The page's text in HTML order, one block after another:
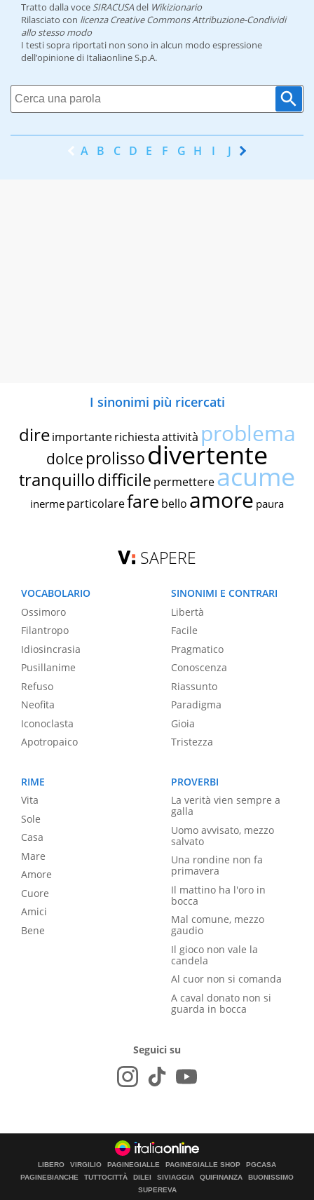
Tratto dalla voce SIRACUSAdel Wikizionario
Rilasciato con licenza Creative Commons Attribuzione-Condividi
allo stesso modo
I testi sopra riportati non sono in alcun modo espressione
dell’opinione di Italiaonline S.p.A.
A B C D E F G H I J K
I sinonimi più ricercati
dire importante richiestaattività problema
dolce prolissodivertente
tranquillodifficile permettereacume
inerme particolarefare bello amore paura
SAPERE
VOCABOLARIO
Ossimoro
Filantropo
Idiosincrasia
Pusillanime
Refuso
Neofita
Iconoclasta
Apotropaico
SINONIMI E CONTRARI
Libertà
Facile
Pragmatico
Conoscenza
Riassunto
Paradigma
Gioia
Tristezza
RIME
Vita
Sole
Casa
Mare
Amore
Cuore
Amici
Bene
PROVERBI
La verità vien sempre a
galla
Uomo avvisato, mezzo
salvato
Una rondine non fa
primavera
Il mattino ha l'oro in
bocca
Mal comune, mezzo
gaudio
Il gioco non vale la
candela
Al cuor non si comanda
A caval donato non si
guarda in bocca
Seguici su
LIBERO VIRGILIO PAGINEGIALLE PAGINEGIALLE SHOP
PGCASA
PAGINEBIANCHE
TUTTOCITTÀ DILEI SIVIAGGIA QUIFINANZA
BUONISSIMO
SUPEREVA